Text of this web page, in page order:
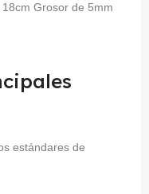
Grosor de 5mm
estándares de